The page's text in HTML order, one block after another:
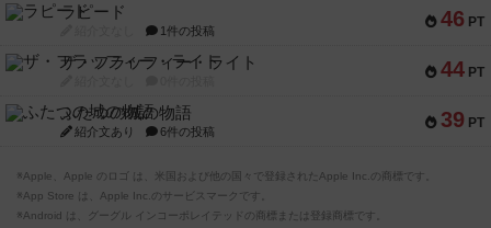
46 PT
ラピード
1件の投稿
44 PT
ザ・フラッフィー・ライト
39 PT
ふたつの城の物語
紹介文あり 6件の投稿
※Apple、Apple のロゴ は、米国および他の国々で登録されたApple Inc.の商標です。
※App Store は、Apple Inc.のサービスマークです。
※Android は、グーグル インコーポレイテッドの商標または登録商標です。